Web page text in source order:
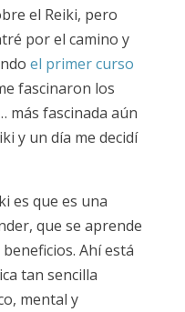
el Reiki, pero
por el camino y
el primer curso
fascinaron los
más fascinada aún
y un día me decidí
es que es una
que se aprende
Ahí está
tan sencilla
mental y